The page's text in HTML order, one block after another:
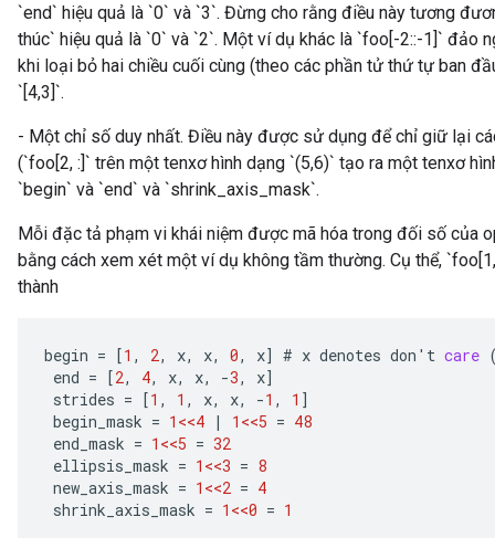
`end` hiệu quả là `0` và `3`. Đừng cho rằng điều này tương
thúc` hiệu quả là `0` và `2`. Một ví dụ khác là `foo[-2::-1]` đảo
khi loại bỏ hai chiều cuối cùng (theo các phần tử thứ tự ban
`[4,3]`.
- Một chỉ số duy nhất. Điều này được sử dụng để chỉ giữ lại
(`foo[2, :]` trên một tenxơ hình dạng `(5,6)` tạo ra một tenxơ
`begin` và `end` và `shrink_axis_mask`.
Mỗi đặc tả phạm vi khái niệm được mã hóa trong đối số của
bằng cách xem xét một ví dụ không tầm thường. Cụ thể,
thành
begin = [1 , 2, x, x, 0, x] # x denotes don ' t care
end = [2, 4, x, x, -3, x]
strides = [1 , 1 , x, x, -1 , 1 ]
begin_mask = 1<<4 | 1<<5 = 48
end_mask = 1<<5 = 32
ellipsis_mask = 1<<3 = 8
new_axis_mask = 1<<2 = 4
shrink_axis_mask = 1<<0 = 1